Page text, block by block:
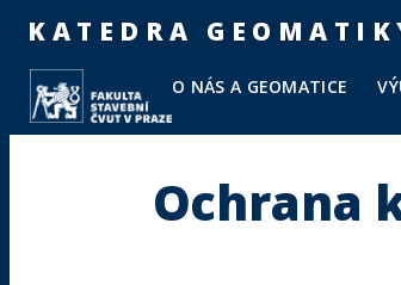
KATEDRA
O NÁS A GEOMATICE
Ochrana